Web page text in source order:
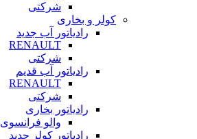
شرکتی
کولر و بخاری
رادیاتور آب جدید
RENAULT
شرکتی
رادیاتور آب قدیم
RENAULT
شرکتی
رادیاتور بخاری
والو فرانسوی
رادیاتور کولر جدید